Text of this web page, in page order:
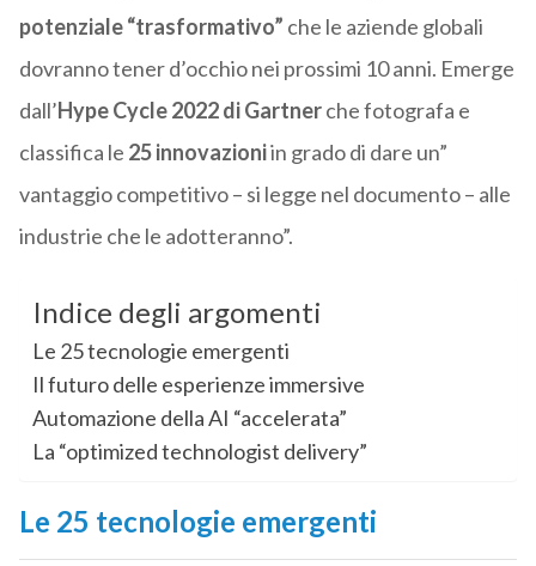
potenziale “trasformativo” che le aziende globali
dovranno tener d’occhio nei prossimi 10 anni. Emerge
dall’Hype Cycle 2022 di Gartnerche fotografa e
classifica le 25 innovazioniin grado di dare un”
vantaggio competitivo – si legge nel documento – alle
industrie che le adotteranno”.
Indice degli argomenti
Le 25 tecnologie emergenti
Il futuro delle esperienze immersive
Automazione della AI “accelerata”
La “optimized technologist delivery”
Le 25 tecnologie emergenti